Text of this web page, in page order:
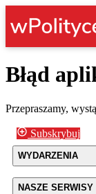
Błąd
Przepraszamy,
Subskrybuj
WYDARZENIA
NASZE SERWISY